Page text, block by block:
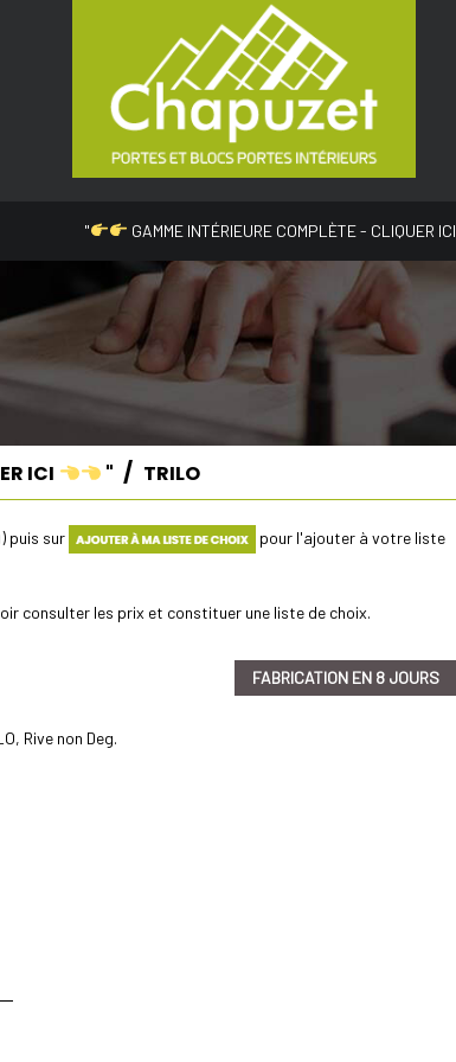
" GAMME INTÉRIEURE COMPLÈTE - CLIQUER ICI
ICI " TRILO
) puis sur
pour l'ajouter à votre liste
consulter les prix et constituer une liste de choix.
FABRICATION EN 8 JOURS
Rive non Deg.